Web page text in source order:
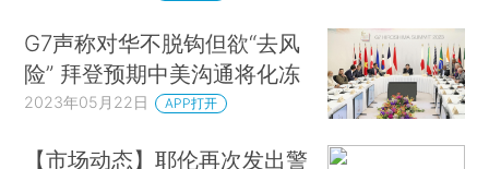
G7声称对华不脱钩但欲“去风
险” 拜登预期中美沟通将化冻
2023年05月22日 APP打开
【市场动态】耶伦再次发出警